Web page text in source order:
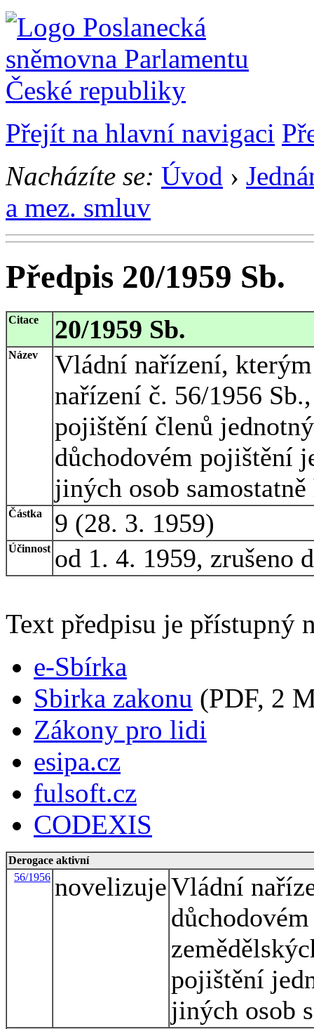
Přejít na hlavní navigaci
Nacházíte se: Úvod ›
a mez. smluv
Předpis 20/1959 Sb.
Citace 20/1959 Sb.
Název
Vládní nařízení,
nařízení č. 56/1956
pojištění členů
důchodovém pojištění
jiných osob
Částka 9 (28. 3. 1959)
Účinnost od 1. 4. 1959, zrušeno
Text předpisu je přístupný
e-Sbírka
Sbirka zakonu (PDF, 2
Zákony pro lidi
esipa.cz
fulsoft.cz
CODEXIS
Derogace aktivní
56/1956 novelizujeVládní
pojištění
jiných osob